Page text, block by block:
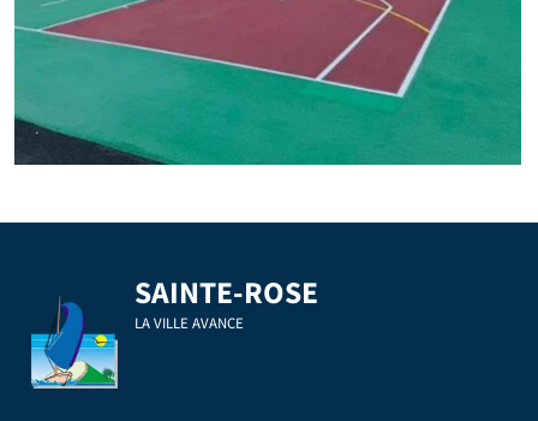
SAINTE-ROSE
LA VILLE AVANCE